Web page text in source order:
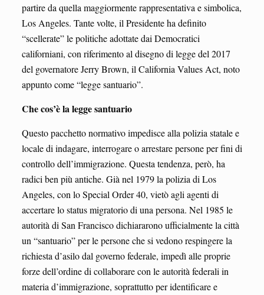
partire da quella maggiormente rappresentativa e simbolica,
Los Angeles. Tante volte, il Presidente ha definito
“scellerate” le politiche adottate dai Democratici
californiani, con riferimento al disegno di legge del 2017
del governatore Jerry Brown, il California Values Act, noto
appunto come “legge santuario”.
Che cos’è la legge santuario
Questo pacchetto normativo impedisce alla polizia statale e
locale di indagare, interrogare o arrestare persone per fini di
controllo dell’immigrazione. Questa tendenza, però, ha
radici ben più antiche. Già nel 1979 la polizia di Los
Angeles, con lo Special Order 40, vietò agli agenti di
accertare lo status migratorio di una persona. Nel 1985 le
autorità di San Francisco dichiararono ufficialmente la città
un “santuario” per le persone che si vedono respingere la
richiesta d’asilo dal governo federale, impedì alle proprie
forze dell’ordine di collaborare con le autorità federali in
materia d’immigrazione, soprattutto per identificare e